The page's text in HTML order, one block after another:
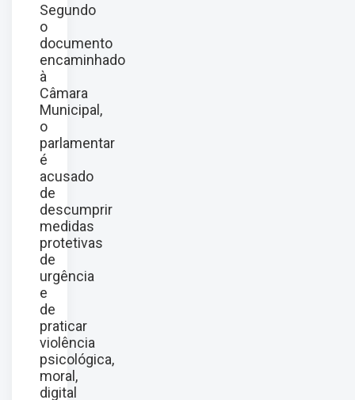
Segundo
o
documento
encaminhado
à
Câmara
Municipal,
o
parlamentar
é
acusado
de
descumprir
medidas
protetivas
de
urgência
e
de
praticar
violência
psicológica,
moral,
digital